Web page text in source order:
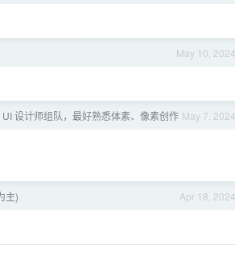
May 10, 2024
May 7, 2024
设计师组队，最好熟悉体素、像素创作
Apr 18, 2024
主)